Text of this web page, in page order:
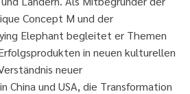
Concept M und der
Elephant begleitet er Themen
in neuen kulturellen
neuer
China und USA, die Transformation